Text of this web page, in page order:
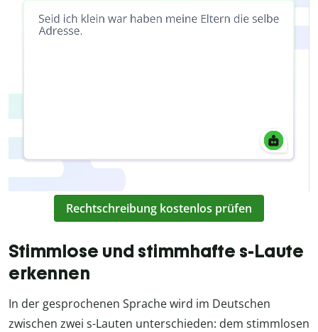
Rechtschreibung kostenlos prüfen
Stimmlose und stimmhafte s-Laute
erkennen
In der gesprochenen Sprache wird im Deutschen
zwischen zwei s-Lauten unterschieden: dem stimmlosen